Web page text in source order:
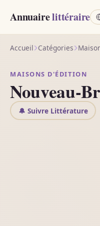
Annuairelittéraire
Accueil Catégories
MAISONS D'ÉDITION
Nouveau-
🔔 Suivre Littérature